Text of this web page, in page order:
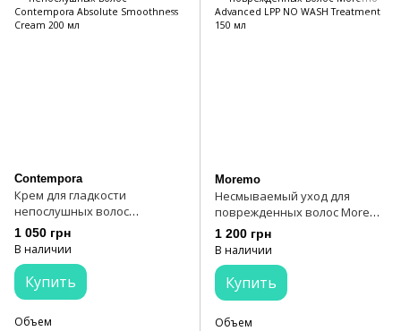
Contempora
Крем для гладкости
непослушных волос
Contempora Absolute
Smoothness Cream 200 мл
1 050 грн
В наличии
Купить
Объем
Moremo
Несмываемый уход для
поврежденных волос Moremo
Advanced LPP NO WASH
Treatment 150 мл
1 200 грн
В наличии
Купить
Объем